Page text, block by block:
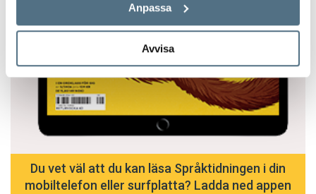
Anpassa
Avvisa
Du vet väl att du kan läsa Språktidningen i din
mobiltelefon eller surfplatta? Ladda ned appen